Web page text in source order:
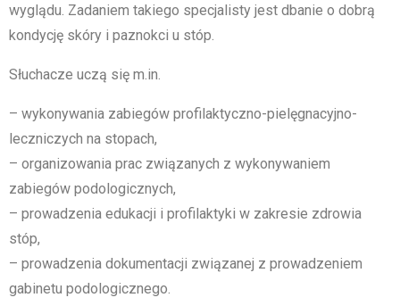
wyglądu. Zadaniem takiego specjalisty jest dbanie o dobrą
kondycję skóry i paznokci u stóp.
Słuchacze uczą się m.in.
– wykonywania zabiegów profilaktyczno-pielęgnacyjno-
leczniczych na stopach,
– organizowania prac związanych z wykonywaniem
zabiegów podologicznych,
– prowadzenia edukacji i profilaktyki w zakresie zdrowia
stóp,
– prowadzenia dokumentacji związanej z prowadzeniem
gabinetu podologicznego.